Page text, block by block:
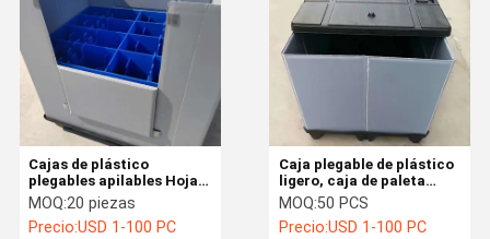
Caja plegable de plástico
ligero, caja de paleta
plegable portátil y
reutilizable
MOQ:50 PCS
Precio:USD 1-100 PC
Cajas de plástico
plegables apilables Hoja
de panal de miel Caja de
manga de plástico grande
MOQ:20 piezas
Precio:USD 1-100 PC